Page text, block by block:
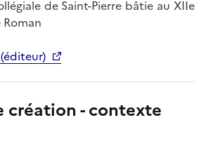
de Saint-Pierre bâtie au XIIe
(éditeur)
création - contexte